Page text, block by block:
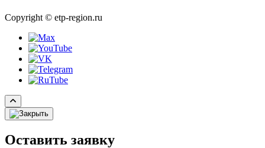
Copyright © etp-region.ru
Оставить заявку